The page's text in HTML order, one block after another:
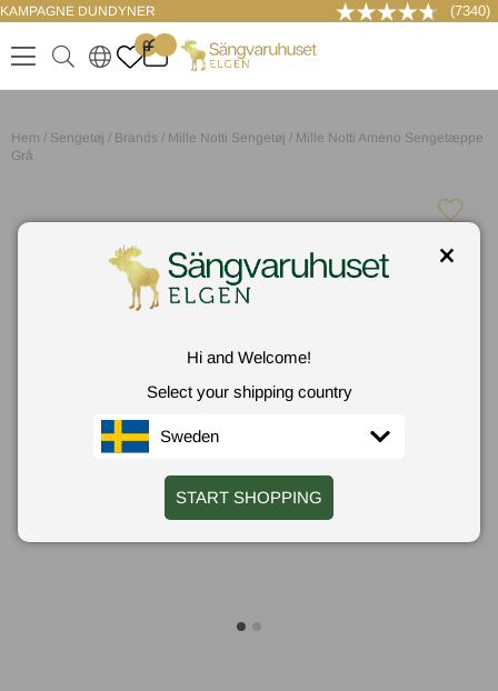
KAMPAGNE DUNDYNER (7340)
.
0
. ..
LOG IND
Hem / Sengetøj / Brands / Mille Notti Sengetøj / Mille Notti Ameno Sengetæppe
Grå
Hi and Welcome!
Select your shipping country
Sweden
START SHOPPING